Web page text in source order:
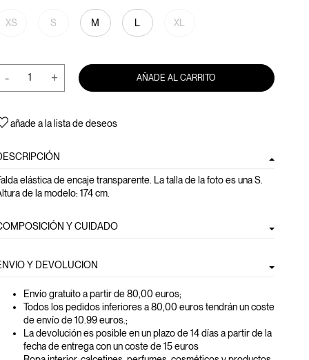
XS S M L XL
- + AÑADE AL CARRITO
añade a la lista de deseos
elástica de encaje transparente. La talla de la foto es una S.
de la modelo: 174 cm.
Y CUIDADO
Y DEVOLUCION
Envío gratuito a partir de 80,00 euros;
Todos los pedidos inferiores a 80,00 euros tendrán un coste
de envío de 10.99 euros.;
La devolución es posible en un plazo de 14 días a partir de la
fecha de entrega con un coste de 15 euros